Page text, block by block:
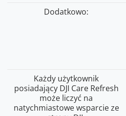
Dodatkowo:
Każdy użytkownik
posiadający DJI Care Refresh
może liczyć na
natychmiastowe wsparcie ze